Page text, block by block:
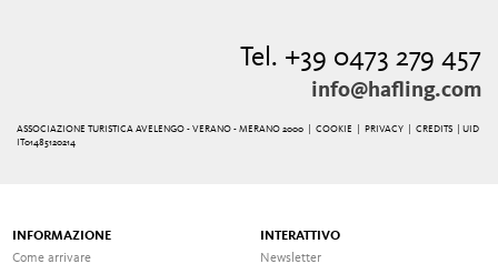
Tel. +39 0473 279 457
info@hafling.com
ASSOCIAZIONE TURISTICA AVELENGO - VERANO - MERANO 2000 | COOKIE PRIVACY |CREDITS
| UID
IT01485120214
INFORMAZIONE
Come arrivare
INTERATTIVO
Newsletter